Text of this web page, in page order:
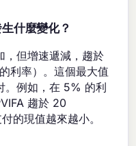
什麼變化？
，但增速遞減，趨於
利率）。這個最大值
。例如，在 5% 的利
趨於 20
的現值越來越小。